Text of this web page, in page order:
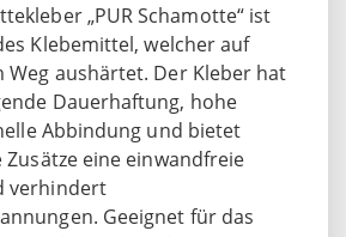
„PUR Schamotte“ ist
Klebemittel, welcher auf
Weg aushärtet. Der Kleber hat
Dauerhaftung, hohe
Abbindung und bietet
Zusätze eine einwandfreie
verhindert
Geeignet für das